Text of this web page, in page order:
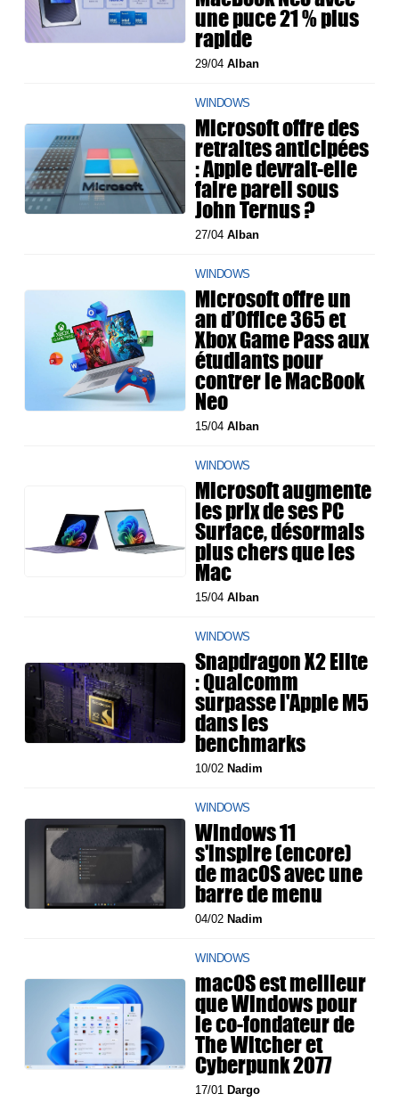
une puce 21 % plus
rapide
29/04Alban
WINDOWS
Microsoft offre des
retraites anticipées
: Apple devrait-elle
faire pareil sous
John Ternus ?
27/04Alban
WINDOWS
Microsoft offre un
an d’Office 365 et
Xbox Game Pass aux
étudiants pour
contrer le MacBook
Neo
15/04Alban
WINDOWS
Microsoft augmente
les prix de ses PC
Surface, désormais
plus chers que les
Mac
15/04Alban
WINDOWS
Snapdragon X2 Elite
: Qualcomm
surpasse l'Apple M5
dans les
benchmarks
10/02 Nadim
WINDOWS
Windows 11
s'inspire (encore)
de macOS avec une
barre de menu
04/02 Nadim
WINDOWS
macOS est meilleur
que Windows pour
le co-fondateur de
The Witcher et
Cyberpunk 2077
17/01 Dargo